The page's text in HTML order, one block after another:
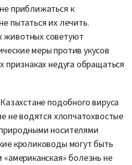
приближаться к
пытаться их лечить.
советуют
меры против укусов
признаках недуга обращаться
подобного вируса
не водятся хлопчатохвостые
носителями
кролиководы могут быть
болезнь не